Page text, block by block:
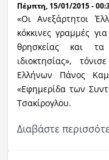
Πέμπτη, 15/01/2015 -
«Οι Ανεξάρτητοι
κόκκινες γραμμές
θρησκείας και
ιδιοκτησίας»,
Ελλήνων Πάνος
«Εφημερίδα των
Τσακίρογλου.
Διαβάστε